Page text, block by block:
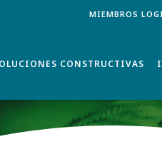
MIEMBROS
CONSTRUCTIVAS